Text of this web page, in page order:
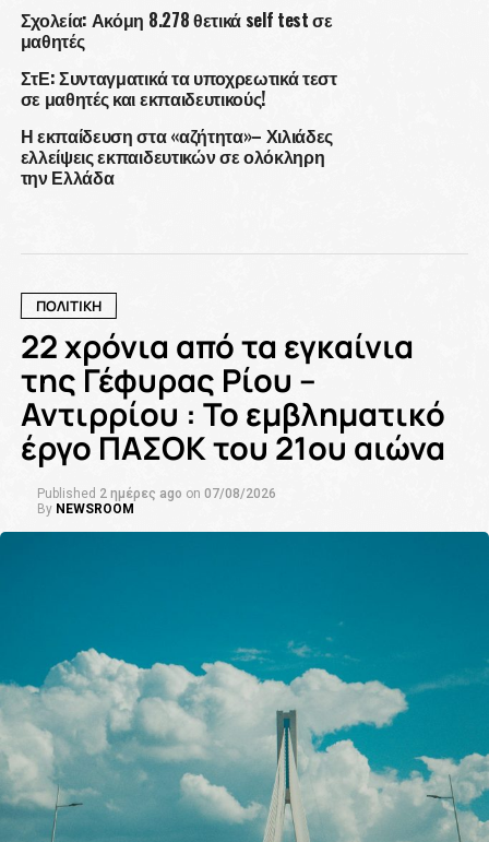
Σχολεία: Ακόμη 8.278 θετικά self test σε
μαθητές
ΣτΕ: Συνταγματικά τα υποχρεωτικά τεστ
σε μαθητές και εκπαιδευτικούς!
Η εκπαίδευση στα «αζήτητα»– Χιλιάδες
ελλείψεις εκπαιδευτικών σε ολόκληρη
την Ελλάδα
ΠΟΛΙΤΙΚΗ
22 χρόνια από τα εγκαίνια
της Γέφυρας Ρίου –
Αντιρρίου : Το εμβληματικό
έργο ΠΑΣΟΚ του 21ου αιώνα
Published 2 ημέρες ago on 07/08/2026
By NEWSROOM